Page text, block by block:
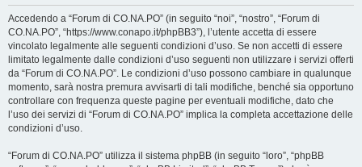
Accedendo a “Forum di CO.NA.PO” (in seguito “noi”, “nostro”, “Forum di
CO.NA.PO”, “https://www.conapo.it/phpBB3”), l’utente accetta di essere
vincolato legalmente alle seguenti condizioni d’uso. Se non accetti di essere
limitato legalmente dalle condizioni d’uso seguenti non utilizzare i servizi offerti
da “Forum di CO.NA.PO”. Le condizioni d’uso possono cambiare in qualunque
momento, sarà nostra premura avvisarti di tali modifiche, benché sia opportuno
controllare con frequenza queste pagine per eventuali modifiche, dato che
l’uso dei servizi di “Forum di CO.NA.PO” implica la completa accettazione delle
condizioni d’uso.
“Forum di CO.NA.PO” utilizza il sistema phpBB (in seguito “loro”, “phpBB